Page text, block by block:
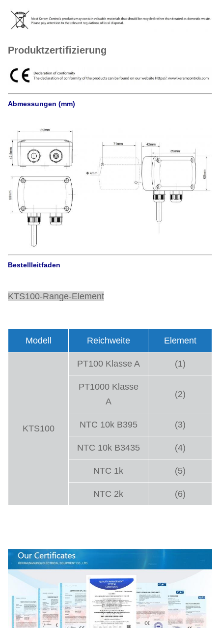
Produktzertifizierung
Abmessungen (mm)
Bestellleitfaden
KTS100-Range-Element
Modell Reichweite Element
KTS100
PT100 Klasse A (1)
PT1000 Klasse
A
(2)
NTC 10k B395 (3)
NTC 10k B3435 (4)
NTC 1k (5)
NTC 2k (6)